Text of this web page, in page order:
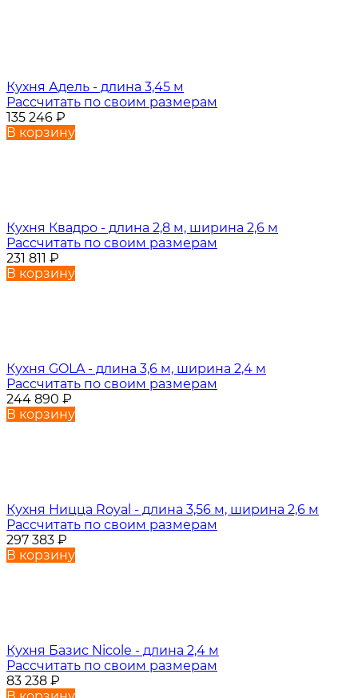
Кухня Адель - длина 3,45 м
Рассчитать по своим размерам
135 246 ₽
В корзину
Кухня Квадро - длина 2,8 м, ширина 2,6 м
Рассчитать по своим размерам
231 811 ₽
В корзину
Кухня GOLA - длина 3,6 м, ширина 2,4 м
Рассчитать по своим размерам
244 890 ₽
В корзину
Кухня Ницца Royal - длина 3,56 м, ширина 2,6 м
Рассчитать по своим размерам
297 383 ₽
В корзину
Кухня Базис Nicole - длина 2,4 м
Рассчитать по своим размерам
83 238 ₽